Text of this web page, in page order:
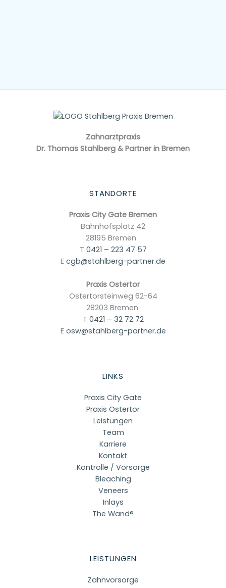
Zahnarzt­praxis
Dr. Thomas Stahlberg & Partner in Bremen
STANDORTE
Praxis City Gate Bremen
Bahnhofsplatz 42
28195 Bremen
T 0421 – 223 47 57
E cgb@stahlberg-partner.de
Praxis Ostertor
Ostertorsteinweg 62-64
28203 Bremen
T 0421 – 32 72 72
E osw@stahlberg-partner.de
LINKS
Praxis City Gate
Praxis Ostertor
Leistungen
Team
Karriere
Kontakt
Kontrolle / Vorsorge
Bleaching
Veneers
Inlays
The Wand®
LEISTUNGEN
Zahnvorsorge